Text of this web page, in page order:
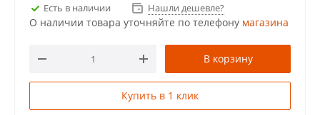
Есть в наличии Нашли дешевле?
О наличии товара уточняйте по телефону магазина
В корзину
Купить в 1 клик